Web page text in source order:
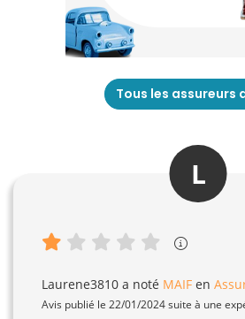
Tous les assureurs
L
Laurene3810 a noté MAIF en
Avis publié le 22/01/2024 suite à une